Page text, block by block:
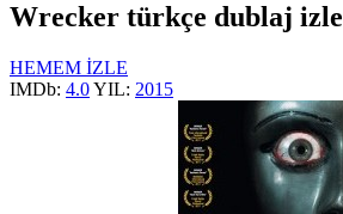
Wrecker türkçe dublaj izle
HEMEM İZLE
IMDb: 4.0YIL: 2015